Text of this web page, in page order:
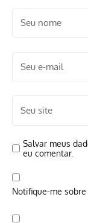
Salvar meus
eu comentar.
Notifique-me